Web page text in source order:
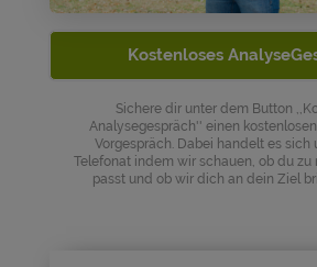
Kostenloses
Sichere dir unter dem Button
Analysegespräch'' einen
Vorgespräch. Dabei handelt es sich
Telefonat indem wir schauen, ob du zu
passt und ob wir dich an dein Ziel